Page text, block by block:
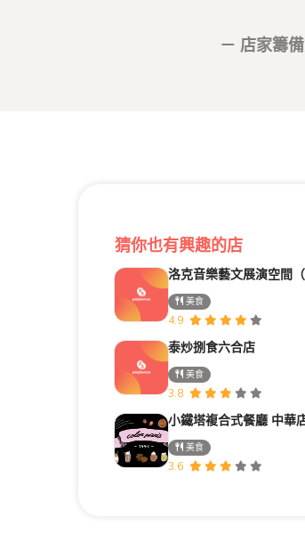
－ 店家籌
猜你也有興趣的店
美食
4.9
泰炒捌食六合店
美食
3.8
美食
3.6